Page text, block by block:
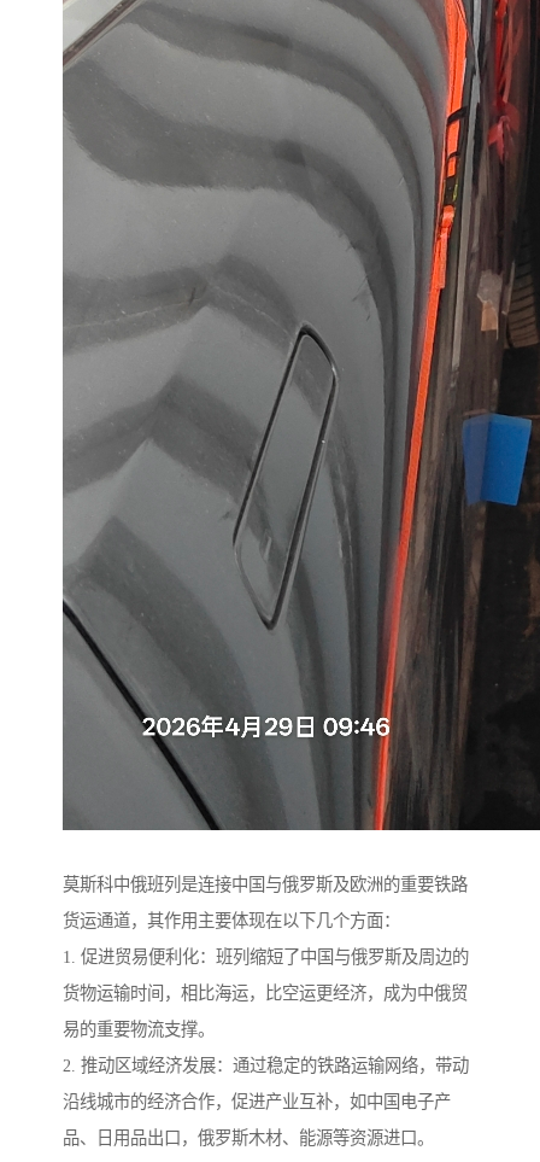
莫斯科中俄班列是连接中国与俄罗斯及欧洲的重要铁路
货运通道，其作用主要体现在以下几个方面：
1. 促进贸易便利化：班列缩短了中国与俄罗斯及周边的
货物运输时间，相比海运，比空运更经济，成为中俄贸
易的重要物流支撑。
2. 推动区域经济发展：通过稳定的铁路运输网络，带动
沿线城市的经济合作，促进产业互补，如中国电子产
品、日用品出口，俄罗斯木材、能源等资源进口。